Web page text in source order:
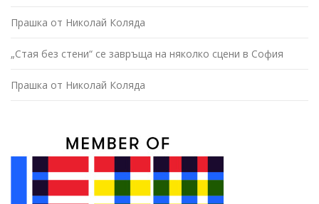
Прашка от Николай Коляда
„Стая без стени“ се завръща на няколко сцени в София
Прашка от Николай Коляда